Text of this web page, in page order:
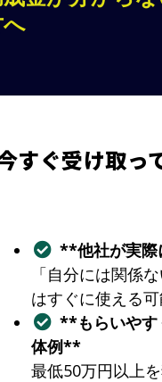
ぐ受け取っ
**他社が実
「自分には関係
はすぐに使える可
**もらいやす
体例**
最低50万円以上